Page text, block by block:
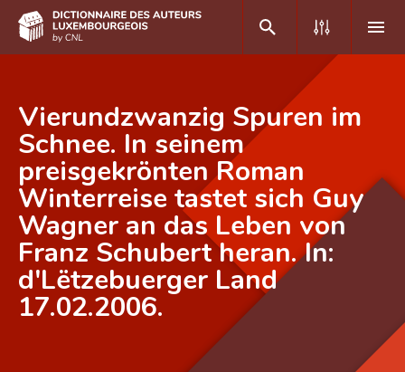
DE FR
Accueil
Auteur(e)s A-Z
Recherche avancée
Foire aux questions
CNL
Vierundzwanzig Spuren im
Schnee. In seinem
preisgekrönten Roman
Winterreise tastet sich Guy
Wagner an das Leben von
Franz Schubert heran. In:
d'Lëtzebuerger Land
17.02.2006.